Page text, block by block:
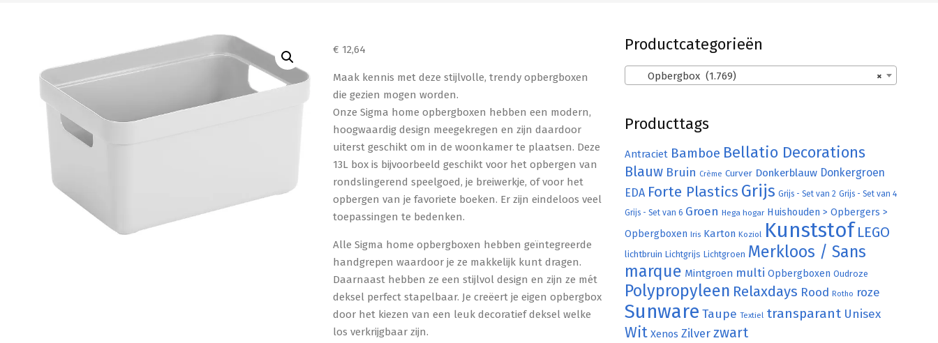
€ 12,64
Maak kennis met deze stijlvolle, trendy opbergboxen
die gezien mogen worden.
Onze Sigma home opbergboxen hebben een modern,
hoogwaardig design meegekregen en zijn daardoor
uiterst geschikt om in de woonkamer te plaatsen. Deze
13L box is bijvoorbeeld geschikt voor het opbergen van
rondslingerend speelgoed, je breiwerkje, of voor het
opbergen van je favoriete boeken. Er zijn eindeloos veel
toepassingen te bedenken.
Alle Sigma home opbergboxen hebben geïntegreerde
handgrepen waardoor je ze makkelijk kunt dragen.
Daarnaast hebben ze een stijlvol design en zijn ze mét
deksel perfect stapelbaar. Je creëert je eigen opbergbox
door het kiezen van een leuk decoratief deksel welke
los verkrijgbaar zijn.
Productcategorieën
×
Opbergbox (1.769)
Producttags
Antraciet Bamboe Bellatio Decorations
Blauw Bruin Crème Curver Donkerblauw Donkergroen
EDA Forte Plastics Grijs Grijs - Set van 2 Grijs - Set van 4
Grijs - Set van 6 Groen Hega hogar Huishouden > Opbergers >
Opbergboxen Iris Karton Koziol Kunststof LEGO
lichtbruin Lichtgrijs Lichtgroen Merkloos / Sans
marque Mintgroen multi Opbergboxen Oudroze
Polypropyleen Relaxdays Rood Rotho roze
Sunware Taupe Textiel transparant Unisex
Wit Xenos Zilver zwart